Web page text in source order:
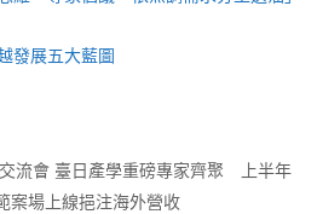
發展五大藍圖
流會 臺日產學重磅專家齊聚 上半年
案場上線挹注海外營收